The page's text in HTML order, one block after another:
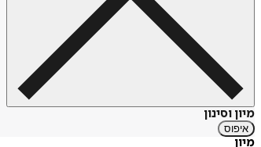
מיון וסינון
איפוס
מיון